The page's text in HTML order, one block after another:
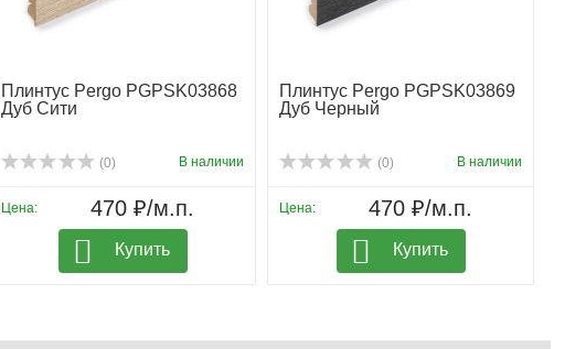
Плинтус Pergo PGPSK03868
Дуб Сити
(0) В наличии
Цена: 470 ₽/м.п.
Купить
Плинтус Pergo PGPSK03869
Дуб Черный
(0) В наличии
Цена: 470 ₽/м.п.
Купить